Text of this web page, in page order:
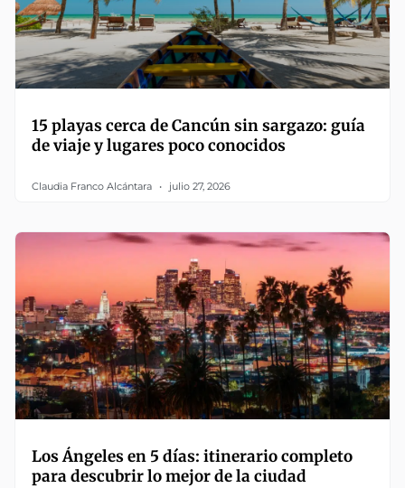
15 playas cerca de Cancún sin sargazo: guía
de viaje y lugares poco conocidos
Claudia Franco Alcántara julio 27, 2026
Los Ángeles en 5 días: itinerario completo
para descubrir lo mejor de la ciudad